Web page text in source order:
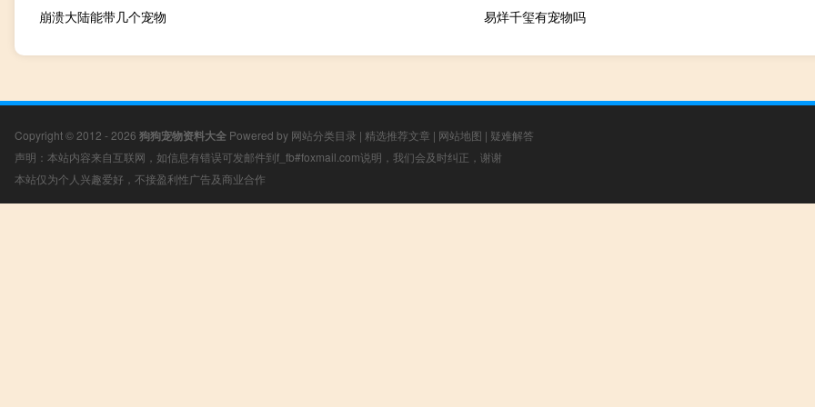
崩溃大陆能带几个宠物 易烊千玺有宠物吗
Copyright © 2012 - 2026 狗狗宠物资料大全 Powered by 网站分类目录 | 精选推荐文章 | 网站地图 | 疑难解答
声明：本站内容来自互联网，如信息有错误可发邮件到f_fb#foxmail.com说明，我们会及时纠正，谢谢
本站仅为个人兴趣爱好，不接盈利性广告及商业合作